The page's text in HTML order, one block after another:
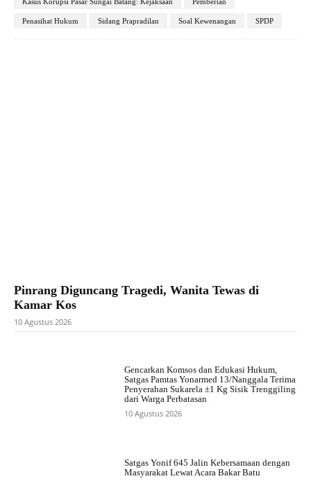
Penasihat Hukum Sidang Prapradilan Soal Kewenangan SPDP
Pinrang Diguncang Tragedi, Wanita Tewas di
Kamar Kos
10 Agustus 2026
Gencarkan Komsos dan Edukasi Hukum,
Satgas Pamtas Yonarmed 13/Nanggala Terima
Penyerahan Sukarela ±1 Kg Sisik Trenggiling
dari Warga Perbatasan
10 Agustus 2026
Satgas Yonif 645 Jalin Kebersamaan dengan
Masyarakat Lewat Acara Bakar Batu